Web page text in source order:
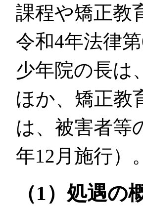
課程や矯正教
令和4年法律
少年院の長は
ほか、矯正教
は、被害者等
年12月施行）。
（1）処遇の